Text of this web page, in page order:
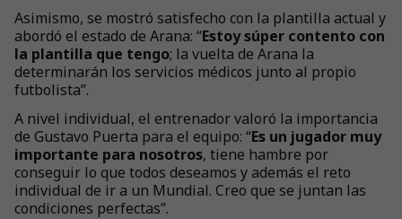
Asimismo, se mostró satisfecho con la plantilla actual y
abordó el estado de Arana: “Estoy súper contento con
la plantilla que tengo; la vuelta de Arana la
determinarán los servicios médicos junto al propio
futbolista”.
A nivel individual, el entrenador valoró la importancia
de Gustavo Puerta para el equipo: “Es un jugador muy
importante para nosotros, tiene hambre por
conseguir lo que todos deseamos y además el reto
individual de ir a un Mundial. Creo que se juntan las
condiciones perfectas”.